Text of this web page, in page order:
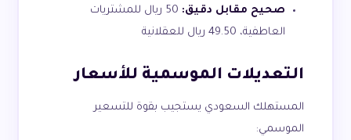
صحيح مقابل دقيق:
50 ريال للمشتريات
العاطفية، 49.50 ريال للعقلانية
التعديلات الموسمية للأسعار
المستهلك السعودي يستجيب بقوة للتسعير
الموسمي: